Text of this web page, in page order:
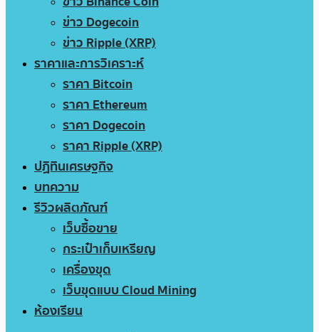
ข่าว Dogecoin
ข่าว Ripple (XRP)
ราคาและการวิเคราะห์
ราคา Bitcoin
ราคา Ethereum
ราคา Dogecoin
ราคา Ripple (XRP)
ปฏิทินเศรษฐกิจ
บทความ
รีวิวผลิตภัณฑ์
เว็บซื้อขาย
กระเป๋าเก็บเหรียญ
เครื่องขุด
เว็บขุดแบบ Cloud Mining
ห้องเรียน